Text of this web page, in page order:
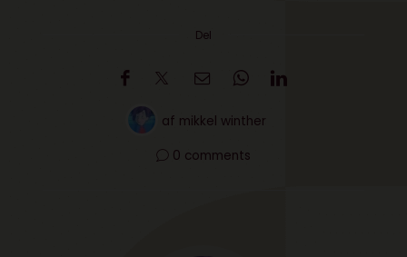
Del
af mikkel winther
0 comments